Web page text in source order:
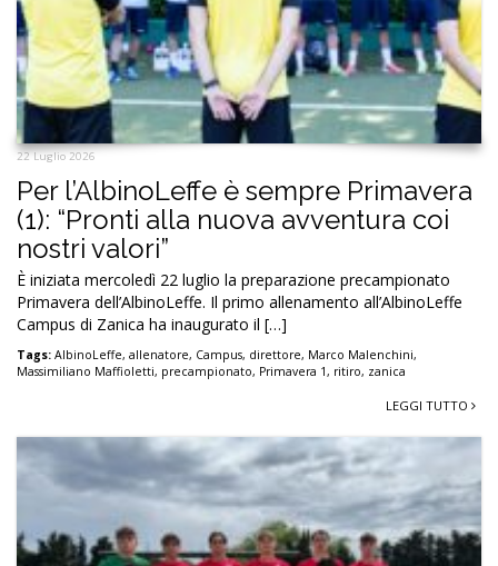
22 Luglio 2026
Per l’AlbinoLeffe è sempre Primavera
(1): “Pronti alla nuova avventura coi
nostri valori”
È iniziata mercoledì 22 luglio la preparazione precampionato
Primavera dell’AlbinoLeffe. Il primo allenamento all’AlbinoLeffe
Campus di Zanica ha inaugurato il […]
Tags: AlbinoLeffe, allenatore, Campus, direttore, Marco Malenchini,
Massimiliano Maffioletti, precampionato, Primavera 1, ritiro, zanica
LEGGI TUTTO